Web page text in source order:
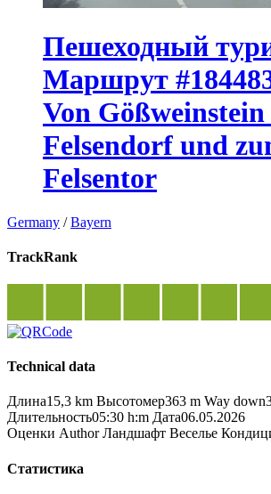
Пешеходный
Маршрут
Von
Felsendorf und
Felsentor
Germany /Bayern
TrackRank
Technical data
Длина15,3 km Высотомер363 m Way down
Длительность05:30 h:m Дата06.05.2026
Оценки Author Ландшафт Веселье
Статистика